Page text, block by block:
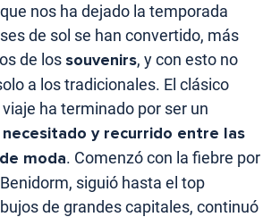
nos ha dejado la temporada
de sol se han convertido, más
de los souvenirs, y con esto no
a los tradicionales. El clásico
ha terminado por ser un
y recurrido entre las
moda. Comenzó con la fiebre por
siguió hasta el top
de grandes capitales, continuó